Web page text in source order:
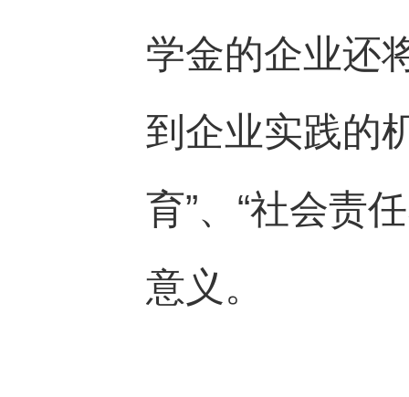
学金的企业还
到企业实践的
育”、 “社会责
意义。